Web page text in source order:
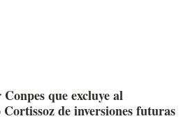
que excluye al
de inversiones futuras